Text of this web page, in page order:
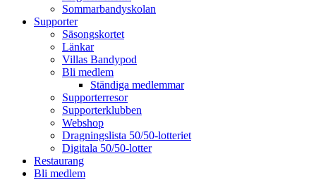
Sommarbandyskolan
Supporter
Säsongskortet
Länkar
Villas Bandypod
Bli medlem
Ständiga medlemmar
Supporterresor
Supporterklubben
Webshop
Dragningslista 50/50-lotteriet
Digitala 50/50-lotter
Restaurang
Bli medlem